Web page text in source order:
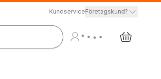
KundserviceFöretagskund?